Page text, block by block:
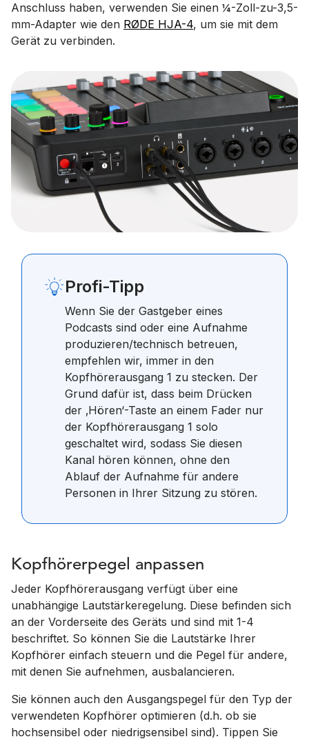
Anschluss haben, verwenden Sie einen ¼-Zoll-zu-3,5-
mm-Adapter wie den RØDE HJA-4, um sie mit dem
Gerät zu verbinden.
Profi-Tipp
Wenn Sie der Gastgeber eines
Podcasts sind oder eine Aufnahme
produzieren/technisch betreuen,
empfehlen wir, immer in den
Kopfhörerausgang 1 zu stecken. Der
Grund dafür ist, dass beim Drücken
der ‚Hören‘-Taste an einem Fader nur
der Kopfhörerausgang 1 solo
geschaltet wird, sodass Sie diesen
Kanal hören können, ohne den
Ablauf der Aufnahme für andere
Personen in Ihrer Sitzung zu stören.
Kopfhörerpegel anpassen
Jeder Kopfhörerausgang verfügt über eine
unabhängige Lautstärkeregelung. Diese befinden sich
an der Vorderseite des Geräts und sind mit 1-4
beschriftet. So können Sie die Lautstärke Ihrer
Kopfhörer einfach steuern und die Pegel für andere,
mit denen Sie aufnehmen, ausbalancieren.
Sie können auch den Ausgangspegel für den Typ der
verwendeten Kopfhörer optimieren (d.h. ob sie
hochsensibel oder niedrigsensibel sind). Tippen Sie